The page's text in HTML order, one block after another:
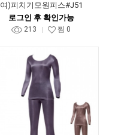
여)피치기모원피스#J51
로그인 후 확인가능
213 찜 0